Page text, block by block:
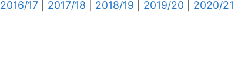
2016/17 2017/18 2018/19 2019/20
2020/21